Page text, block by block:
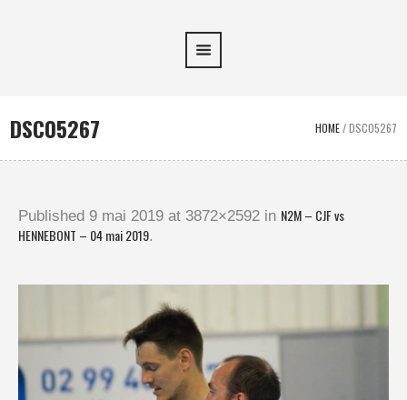
DSC05267 HOME/DSC05267
Published 9 mai 2019 at 3872×2592 in N2M – CJF vs
HENNEBONT – 04 mai 2019.